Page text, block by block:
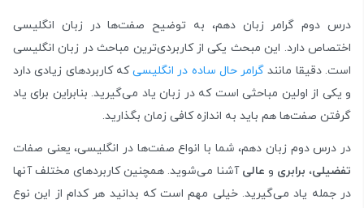
درس دوم گرامر زبان دهم، به توضیح صفت‌ها در زبان انگلیسی
اختصاص دارد. این مبحث یکی از کاربردی‌ترین مباحث در زبان انگلیسی
است. دقیقا مانند گرامر حال ساده در انگلیسیکه کاربردهای زیادی دارد
و یکی از اولین مباحثی است که در زبان یاد می‌گیرید. بنابراین برای یاد
گرفتن صفت‌‌ها هم باید به اندازه کافی زمان بگذارید.
در درس دوم زبان دهم، شما با انواع صفت‌ها در انگلیسی، یعنی صفات
تفضیلی، برابری و عالی آشنا می‌شوید. همچنین کاربردهای مختلف آنها
در جمله یاد می‌گیرید. خیلی مهم است که بدانید هر کدام از این نوع